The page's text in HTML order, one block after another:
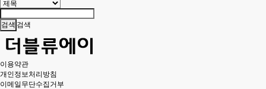
검색
이용약관
개인정보처리방침
이메일무단수집거부